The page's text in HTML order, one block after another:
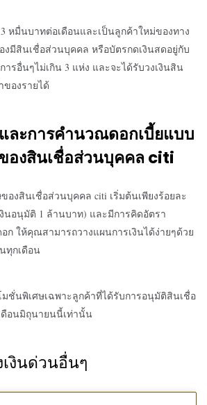
หมื่นบาทต่อเดือนและเป็นลูกค้าใหม่ของทาง
งมีสินเชื่อส่วนบุคคล หรือบัตรกดเงินสดอยู่กับ
ารอื่นๆไม่เกิน 3 แห่ง และจะได้รับวงเงินสิน
ของรายได้
ละการคำนวณดอกเบี้ยแบบ
องสินเชื่อส่วนบุคคลciti
องสินเชื่อส่วนบุคคล citi เริ่มต้นเพียงร้อยละ
งินอนุมัติ 1 ล้านบาท) และมีการคิดอัตรา
ให้คุณสามารถวางแผนการเงินได้ง่ายๆด้วย
ทุกเดือน
ชั่นพิเศษเฉพาะลูกค้าที่ได้รับการอนุมัติสินเชื่อ
ดือนมิถุนายนนี้เท่านั้น
งินด่วนอื่นๆ